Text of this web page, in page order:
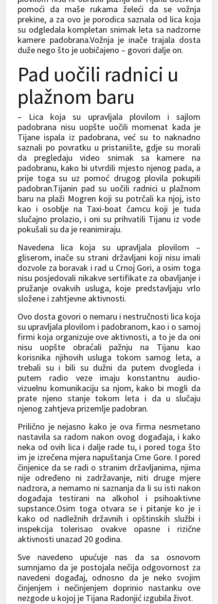
pomoći da maše rukama želeći da se vožnja
prekine, a za ovo je porodica saznala od lica koja
su odgledala kompletan snimak leta sa nadzorne
kamere padobrana.Vožnja je inače trajala dosta
duže nego što je uobičajeno – govori dalje on.
Pad uočili radnici u
plažnom baru
– Lica koja su upravljala plovilom i sajlom
padobrana nisu uopšte uočili momenat kada je
Tijane ispala iz padobrana, već su to naknadno
saznali po povratku u pristanište, gdje su morali
da pregledaju video snimak sa kamere na
padobranu, kako bi utvrdili mjesto njenog pada, a
prije toga su uz pomoć drugog plovila pokupili
padobran.Tijanin pad su uočili radnici u plažnom
baru na plaži Mogren koji su potrčali ka njoj, isto
kao i osoblje na Taxi-boat čamcu koji je tuda
slučajno prolazio, i oni su prihvatili Tijanu iz vode
pokušali su da je reanimiraju.
Navedena lica koja su upravljala plovilom –
gliserom, inače su strani državljani koji nisu imali
dozvole za boravak i rad u Crnoj Gori, a osim toga
nisu posjedovali nikakve sertifikate za obavljanje i
pružanje ovakvih usluga, koje predstavljaju vrlo
složene i zahtjevne aktivnosti.
Ovo dosta govori o nemaru i nestručnosti lica koja
su upravljala plovilom i padobranom, kao i o samoj
firmi koja organizuje ove aktivnosti, a to je da oni
nisu uopšte obraćali pažnju na Tijanu kao
korisnika njihovih usluga tokom samog leta, a
trebali su i bili su dužni da putem dvogleda i
putem radio veze imaju konstantnu audio-
vizuelnu komunikaciju sa njom, kako bi mogli da
prate njeno stanje tokom leta i da u slučaju
njenog zahtjeva prizemlje padobran.
Prilično je nejasno kako je ova firma nesmetano
nastavila sa radom nakon ovog događaja, i kako
neka od ovih lica i dalje rade tu, i pored toga što
im je izrečena mjera napuštanja Crne Gore. I pored
činjenice da se radi o stranim državljanima, njima
nije određeno ni zadržavanje, niti druge mjere
nadzora, a nemamo ni saznanja da li su isti nakon
događaja testirani na alkohol i psihoaktivne
supstance.Osim toga otvara se i pitanje ko je i
kako od nadležnih državnih i opštinskih službi i
inspekcija tolerisao ovakve opasne i rizične
aktivnosti unazad 20 godina.
Sve navedeno upućuje nas da sa osnovom
sumnjamo da je postojala nečija odgovornost za
navedeni događaj, odnosno da je neko svojim
činjenjem i nečinjenjem doprinio nastanku ove
nezgode u kojoj je Tijana Radonjić izgubila život.